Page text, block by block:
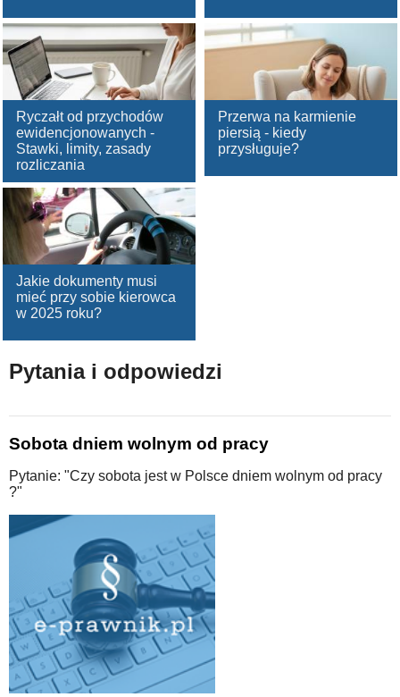
Ryczałt od przychodów
ewidencjonowanych -
Stawki, limity, zasady
rozliczania
Przerwa na karmienie
piersią - kiedy
przysługuje?
Jakie dokumenty musi
mieć przy sobie kierowca
w 2025 roku?
Pytania i odpowiedzi
Sobota dniem wolnym od pracy
Pytanie: "Czy sobota jest w Polsce dniem wolnym od pracy
?"